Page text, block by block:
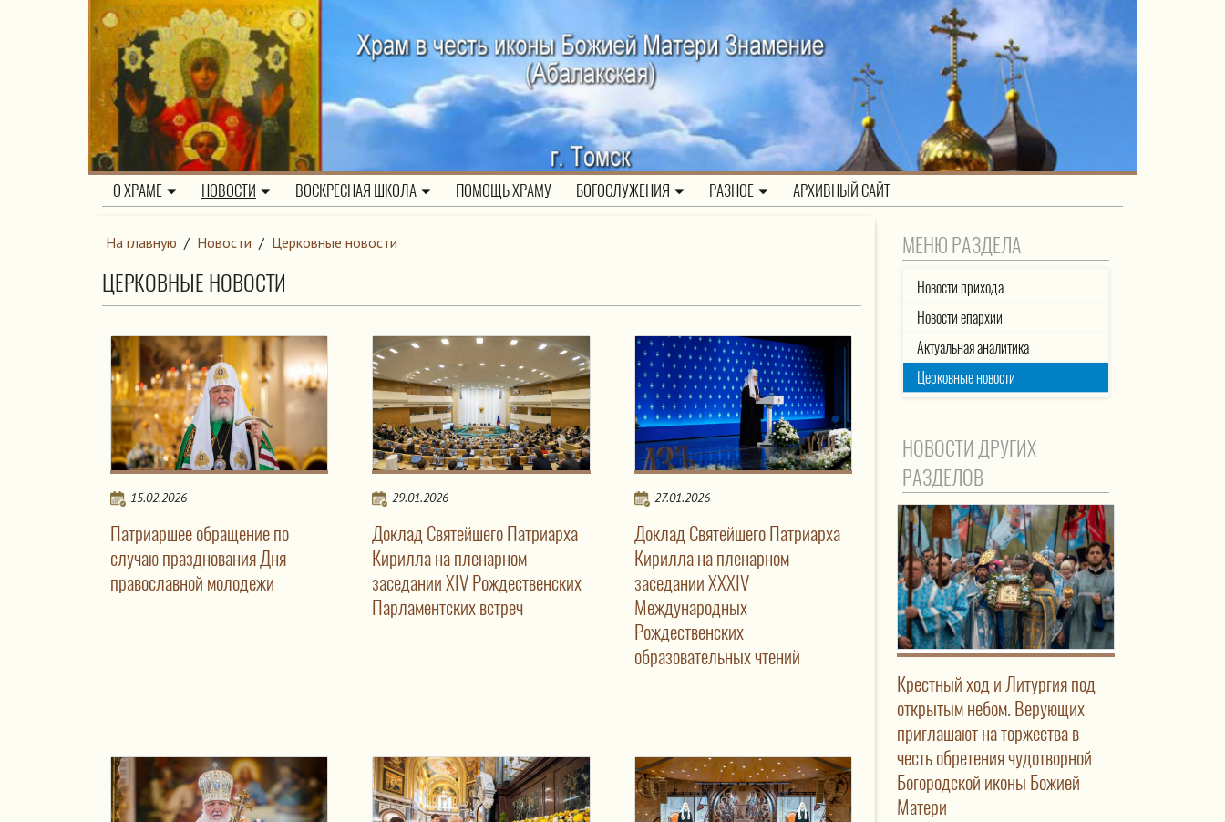
О ХРАМЕ НОВОСТИ ВОСКРЕСНАЯ ШКОЛА ПОМОЩЬ ХРАМУ БОГОСЛУЖЕНИЯ РАЗНОЕ АРХИВНЫЙ САЙТ
На главную / Новости / Церковные новости
ЦЕРКОВНЫЕ НОВОСТИ
15.02.2026
Патриаршее обращение по
случаю празднования Дня
православной молодежи
29.01.2026
Доклад Святейшего Патриарха
Кирилла на пленарном
заседании XIV Рождественских
Парламентских встреч
27.01.2026
Доклад Святейшего Патриарха
Кирилла на пленарном
заседании XXXIV
Международных
Рождественских
образовательных чтений
МЕНЮ РАЗДЕЛА
Новости прихода
Новости епархии
Актуальная аналитика
Церковные новости
НОВОСТИ ДРУГИХ
РАЗДЕЛОВ
Крестный ход и Литургия под
открытым небом. Верующих
приглашают на торжества в
честь обретения чудотворной
Богородской иконы Божией
Матери